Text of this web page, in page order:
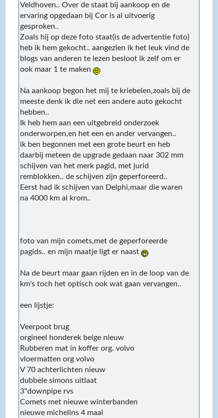
Veldhoven.. Over de staat bij aankoop en de
ervaring opgedaan bij Cor is al uitvoerig
gesproken..
Zoals hij op deze foto staat(is de advertentie foto)
heb ik hem gekocht.. aangezien ik het leuk vind de
blogs van anderen te lezen besloot ik zelf om er
ook maar 1 te maken
Na aankoop begon het mij te kriebelen,zoals bij de
meeste denk ik die net een andere auto gekocht
hebben..
Ik heb hem aan een uitgebreid onderzoek
onderworpen,en het een en ander vervangen..
ik ben begonnen met een grote beurt en heb
daarbij meteen de upgrade gedaan naar 302 mm
schijven van het merk pagid, met jurid
remblokken.. de schijven zijn geperforeerd..
Eerst had ik schijven van Delphi,maar die waren
na 4000 km al krom..
foto van mijn comets,met de geperforeerde
pagids.. en mijn maatje ligt er naast
Na de beurt maar gaan rijden en in de loop van de
km's toch het optisch ook wat gaan vervangen..
een lijstje:
Veerpoot brug
orgineel honderek beige nieuw
Rubberen mat in koffer org. volvo
vloermatten org volvo
V 70 achterlichten nieuw
dubbele simons uitlaat
3"downpipe rvs
Comets met nieuwe winterbanden
nieuwe michelins 4 maal